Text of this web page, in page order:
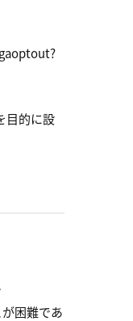
目的に設
困難であ